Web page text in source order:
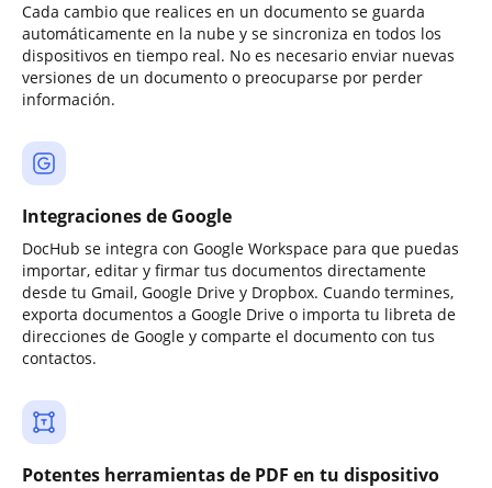
Cada cambio que realices en un documento se guarda
automáticamente en la nube y se sincroniza en todos los
dispositivos en tiempo real. No es necesario enviar nuevas
versiones de un documento o preocuparse por perder
información.
Integraciones de Google
DocHub se integra con Google Workspace para que puedas
importar, editar y firmar tus documentos directamente
desde tu Gmail, Google Drive y Dropbox. Cuando termines,
exporta documentos a Google Drive o importa tu libreta de
direcciones de Google y comparte el documento con tus
contactos.
Potentes herramientas de PDF en tu dispositivo